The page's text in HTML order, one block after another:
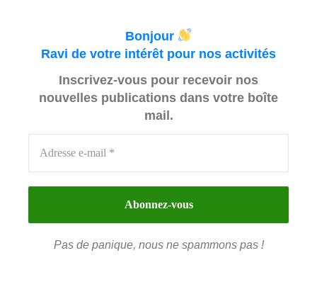
Bonjour
Ravi de votre intérêt pour nos activités
Inscrivez-vous pour recevoir nos
nouvelles publications dans votre boîte
mail.
Pas de panique, nous ne spammons pas !